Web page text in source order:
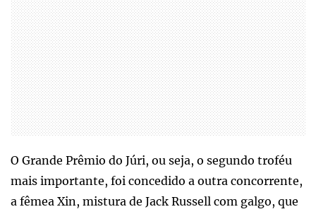
O Grande Prêmio do Júri, ou seja, o segundo troféu
mais importante, foi concedido a outra concorrente,
a fêmea Xin, mistura de Jack Russell com galgo, que